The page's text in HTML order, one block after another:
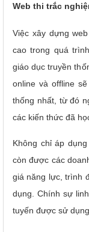
Web thi trắc
Việc xây dựng
cao trong quá
giáo dục truyền
online và offline
thống nhất, từ đó
các kiến thức đã
Không chỉ áp
còn được các
giá năng lực, trình
dụng. Chính sự
tuyến được sử